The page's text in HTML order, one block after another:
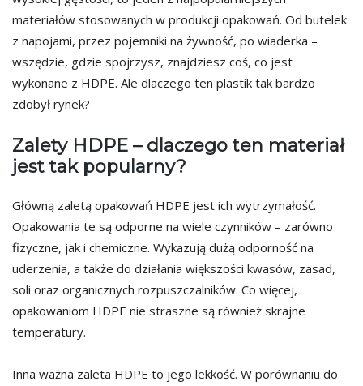
materiałów stosowanych w produkcji opakowań. Od butelek
z napojami, przez pojemniki na żywność, po wiaderka –
wszędzie, gdzie spojrzysz, znajdziesz coś, co jest
wykonane z HDPE. Ale dlaczego ten plastik tak bardzo
zdobył rynek?
Zalety HDPE – dlaczego ten materiał
jest tak popularny?
Główną zaletą opakowań HDPE jest ich wytrzymałość.
Opakowania te są odporne na wiele czynników – zarówno
fizyczne, jak i chemiczne. Wykazują dużą odporność na
uderzenia, a także do działania większości kwasów, zasad,
soli oraz organicznych rozpuszczalników. Co więcej,
opakowaniom HDPE nie straszne są również skrajne
temperatury.
Inna ważna zaleta HDPE to jego lekkość. W porównaniu do